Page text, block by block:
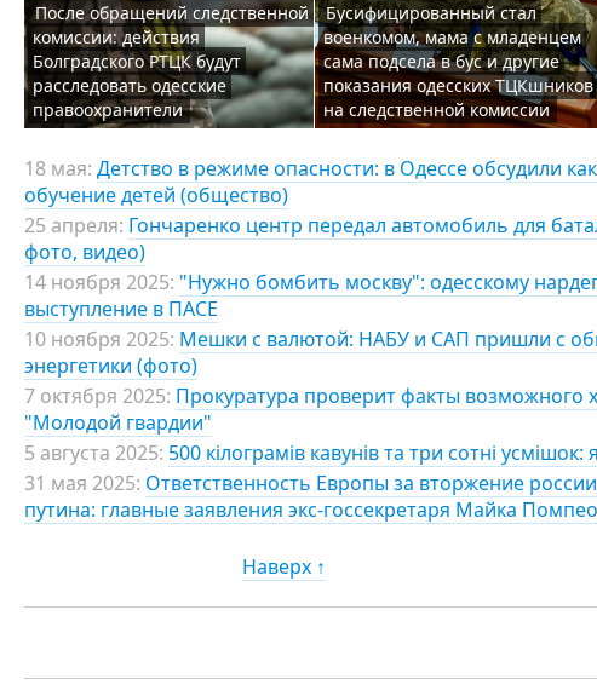
После обращений следственной
комиссии: действия
Болградского РТЦК будут
расследовать одесские
правоохранители
Бусифицированный стал
военкомом, мама с младенцем
сама подсела в бус и другие
показания одесских ТЦКшников
на следственной комиссии
18 мая: Детство в режиме опасности: в Одессе обсудили
обучение детей (общество)
25 апреля: Гончаренко центр передал автомобиль для
фото, видео)
14 ноября 2025: "Нужно бомбить москву": одесскому
выступление в ПАСЕ
10 ноября 2025: Мешки с валютой: НАБУ и САП пришли с
энергетики (фото)
7 октября 2025: Прокуратура проверит факты возможного
"Молодой гвардии"
5 августа 2025: 500 кілограмів кавунів та три сотні
31 мая 2025: Ответственность Европы за вторжение
путина: главные заявления экс-госсекретаря Майка
Наверх ↑